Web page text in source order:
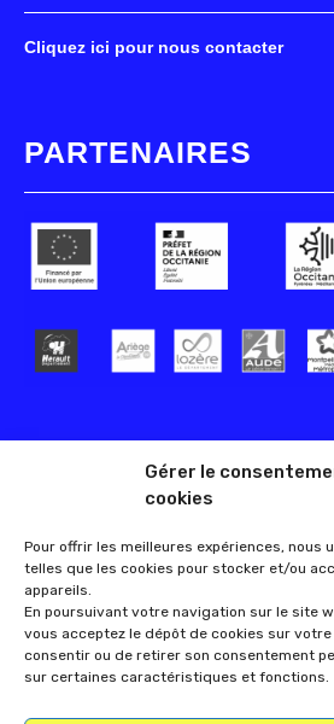
Gérer le
cookies
Pour offrir les meilleures expériences, nous
telles que les cookies pour stocker et/ou
appareils.
En poursuivant votre navigation sur le site
vous acceptez le dépôt de cookies sur
consentir ou de retirer son consentement
sur certaines caractéristiques et fonctions.
Cliquez ici pour nous contacter
PARTENAIRES